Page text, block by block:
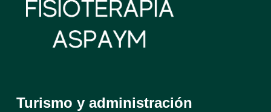
Turismo y administración